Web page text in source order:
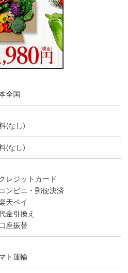
全国
(なし)
(なし)
レジットカード
ンビニ・郵便決済
天ペイ
金引換え
座振替
ト運輸